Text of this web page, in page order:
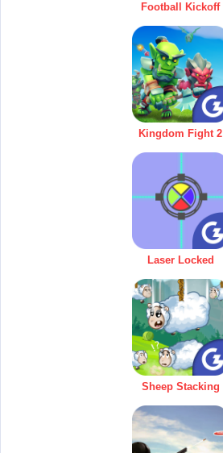
Football Kickoff
Kingdom Fight 2
Laser Locked
Sheep Stacking